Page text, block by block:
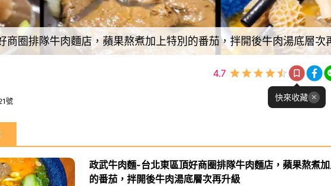
商圈排隊牛肉麵店，蘋果熬煮加上特別的番茄，拌開後牛肉湯底層次
號
4.7
快來收藏
政武牛肉麵-台北東區頂好商圈排隊牛肉麵店，蘋果熬煮加
的番茄，拌開後牛肉湯底層次再升級